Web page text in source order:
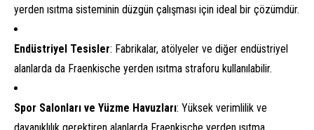
yerden ısıtma sisteminin düzgün çalışması için ideal bir çözümdür.
Endüstriyel Tesisler: Fabrikalar, atölyeler ve diğer endüstriyel
alanlarda da Fraenkische yerden ısıtma straforu kullanılabilir.
Spor Salonları ve Yüzme Havuzları: Yüksek verimlilik ve